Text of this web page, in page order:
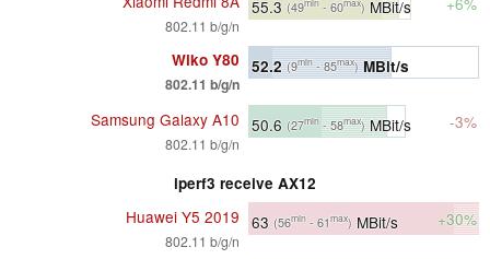
802.11 b/g/n
55.3 (49min - 60max) MBit/s
Wiko Y80
802.11 b/g/n
52.2 (9min- 85max)MBit/s
Samsung Galaxy A10
802.11 b/g/n
50.6 (27min- 58max)MBit/s -3%
iperf3 receive AX12
Huawei Y5 2019
802.11 b/g/n
63 (56min - 61max) MBit/s +30%